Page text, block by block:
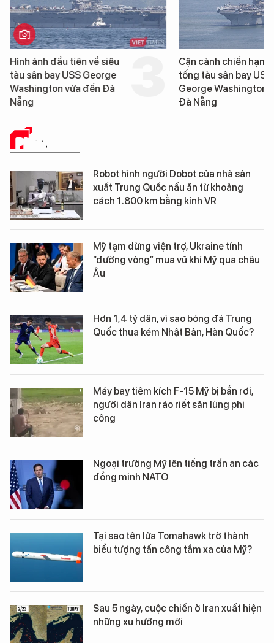
Hình ảnh đầu tiên về siêu
tàu sân bay USS George
Washington vừa đến Đà
Nẵng
Cận cảnh chiến hạm
tống tàu sân bay USS
George Washington
Đà Nẵng
PHÂN TÍCH
Robot hình người Dobot của nhà sản
xuất Trung Quốc nấu ăn từ khoảng
cách 1.800 km bằng kính VR
Mỹ tạm dừng viện trợ, Ukraine tính
“đường vòng” mua vũ khí Mỹ qua châu
Âu
Hơn 1,4 tỷ dân, vì sao bóng đá Trung
Quốc thua kém Nhật Bản, Hàn Quốc?
Máy bay tiêm kích F-15 Mỹ bị bắn rơi,
người dân Iran ráo riết săn lùng phi
công
Ngoại trưởng Mỹ lên tiếng trấn an các
đồng minh NATO
Tại sao tên lửa Tomahawk trở thành
biểu tượng tấn công tầm xa của Mỹ?
Sau 5 ngày, cuộc chiến ở Iran xuất hiện
những xu hướng mới